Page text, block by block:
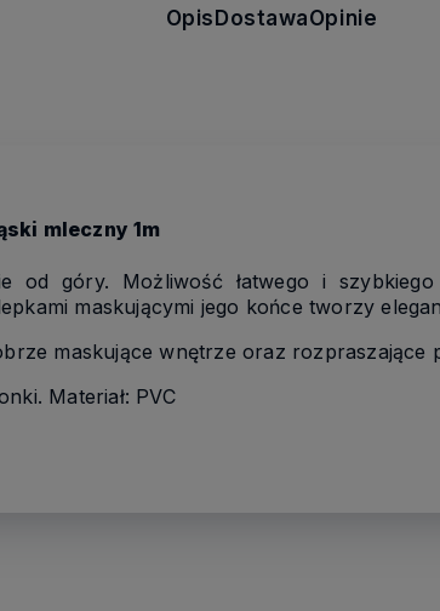
Opis DostawaOpinie
mleczny 1m
od góry. Możliwość łatwego i
maskującymi jego końce tworzy
maskujące wnętrze oraz rozpraszające
Materiał: PVC